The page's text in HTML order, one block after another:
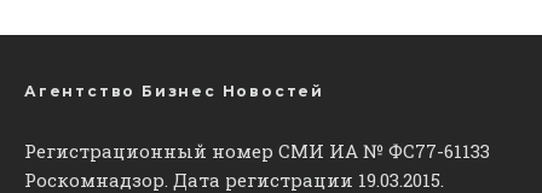
Агентство Бизнес Новостей
Регистрационный номер СМИ ИА № ФС77-61133
Роскомнадзор. Дата регистрации 19.03.2015.